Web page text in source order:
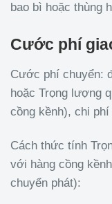
bao bì hoặc thùng
Cước phí
Cước phí chuyển:
hoặc Trọng lượng
cồng kềnh), chi
Cách thức tính
với hàng cồng
chuyển phát):